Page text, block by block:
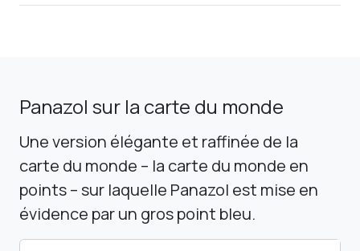
Panazol sur la carte du monde
Une version élégante et raffinée de la
carte du monde – la carte du monde en
points – sur laquelle Panazol est mise en
évidence par un gros point bleu.